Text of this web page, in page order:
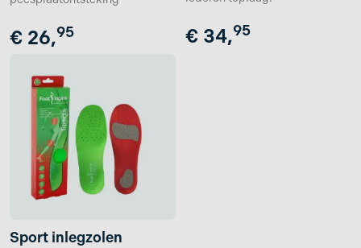
€ 26,95 € 34,95
Sport inlegzolen